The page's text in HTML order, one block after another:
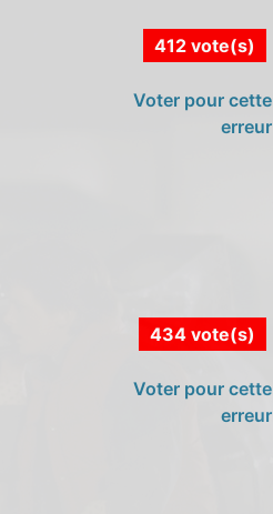
412 vote(s)
Voter pour cette
erreur
434 vote(s)
Voter pour cette
erreur